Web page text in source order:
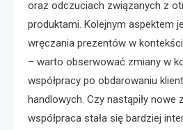
oraz odczuciach związanych z
produktami. Kolejnym aspektem
wręczania prezentów w
– warto obserwować zmiany w
współpracy po obdarowaniu
handlowych. Czy nastąpiły nowe
współpraca stała się bardziej